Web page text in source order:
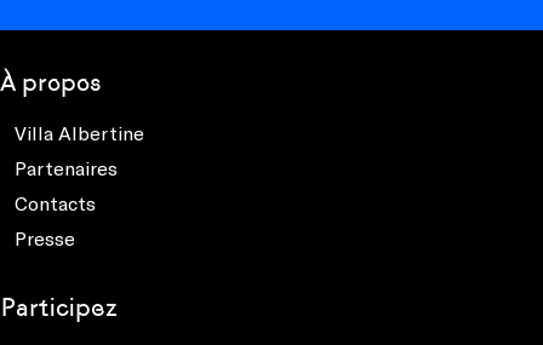
À propos
Villa Albertine
Partenaires
Contacts
Presse
Participez